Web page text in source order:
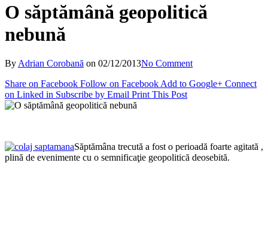
O săptămână geopolitică
nebună
By Adrian Corobană on 02/12/2013No Comment
Share on Facebook Follow on Facebook Add to Google+ Connect
on Linked in Subscribe by Email Print This Post
Săptămâna trecută a fost o perioadă foarte agitată ,
plină de evenimente cu o semnificaţie geopolitică deosebită.